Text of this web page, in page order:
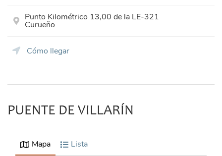
Punto Kilométrico 13,00 de la LE-321
Curueño
Cómo llegar
PUENTE DE VILLARÍN
Mapa Lista